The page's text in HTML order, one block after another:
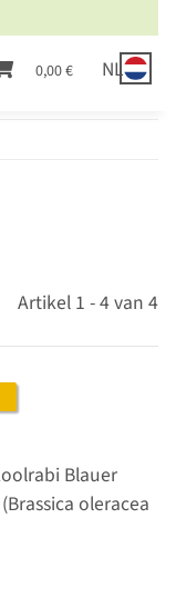
0,00 € NL
Artikel 1 - 4 van 4